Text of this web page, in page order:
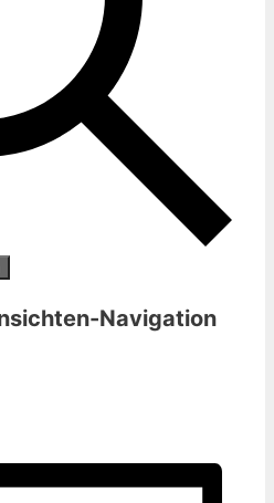
Navigation